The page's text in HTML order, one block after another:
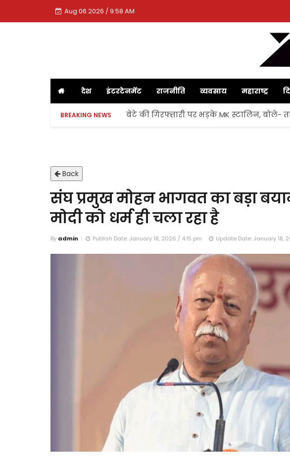
Aug 06 2026 / 9:58 AM
देश इंटरटेनमेंट राजनीति व्यवसाय महाराष्ट्र
BREAKING NEWS बेटे की गिरफ्तारी पर भड़के MK स्टालिन,
Back
संघ प्रमुख मोहन भागवत का बड़ा
मोदी को धर्म ही चला रहा है
By admin Publish Date: January 18, 2026 / 4:15 pm Update Date: January 18,